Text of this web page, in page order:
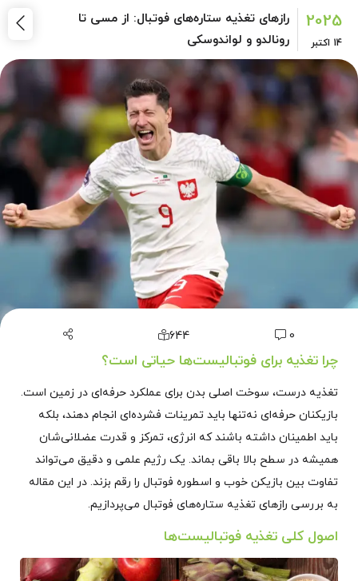
2025
14 اکتبر
رازهای تغذیه ستاره‌های فوتبال: از مسی تا
رونالدو و لواندوسکی
0
644
چرا تغذیه برای فوتبالیست‌ها حیاتی است؟
تغذیه درست، سوخت اصلی بدن برای عملکرد حرفه‌ای در زمین است.
بازیکنان حرفه‌ای نه‌تنها باید تمرینات فشرده‌ای انجام دهند، بلکه
باید اطمینان داشته باشند که انرژی، تمرکز و قدرت عضلانی‌شان
همیشه در سطح بالا باقی بماند. یک رژیم علمی و دقیق می‌تواند
تفاوت بین بازیکن خوب و اسطوره فوتبال را رقم بزند. در این مقاله
به بررسی رازهای تغذیه ستاره‌های فوتبال می‌پردازیم.
اصول کلی تغذیه فوتبالیست‌ها